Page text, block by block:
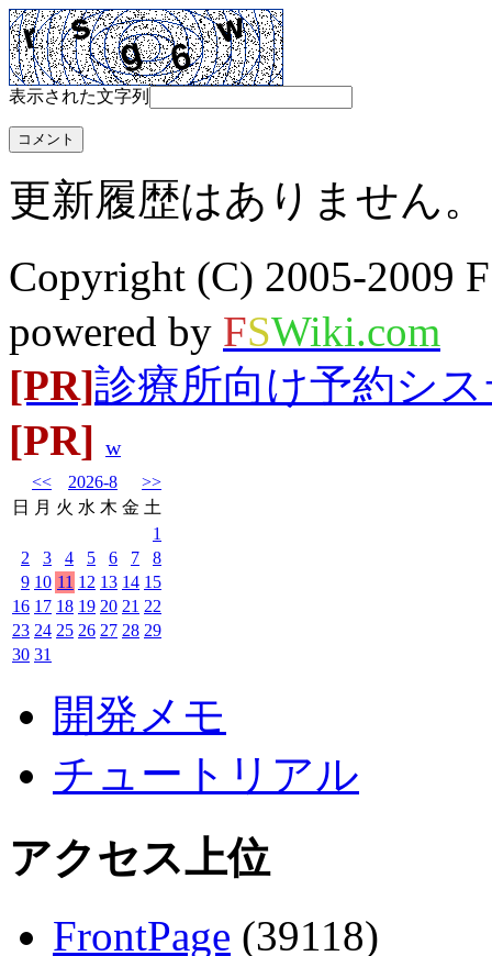
表示された文字列
更新履歴はありません。
Copyright (C) 2005-2009
powered by FSWiki.com
[PR]診療所向け予約シ
[PR] w
<< 2026-8
>>
日 月 火 水 木 金 土
1
2
3 4 5 6 7
8
9 10 11 12 13 14 15
16 17 18 19 20 21 22
23 24 25 26 27 28 29
30 31
開発メモ
チュートリアル
アクセス上位
FrontPage (39118)